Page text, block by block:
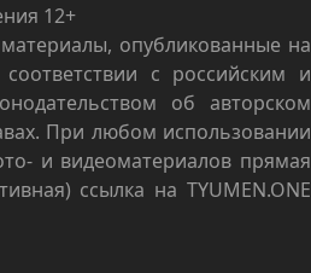
12+
опубликованные на
с российским и
об авторском
При любом использовании
и видеоматериалов прямая
ссылка на TYUMEN.ONE